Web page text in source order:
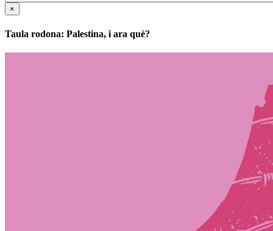
×
Taula rodona: Palestina, i ara què?